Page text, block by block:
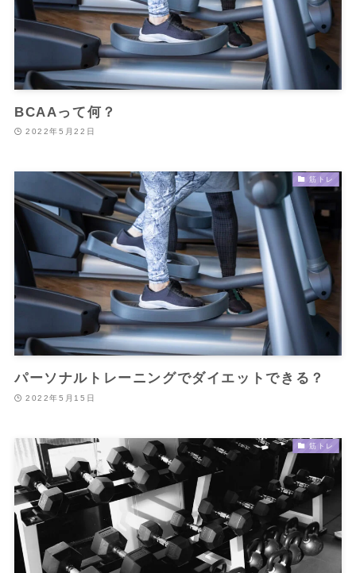
BCAAって何？
2022年5月22日
筋トレ
パーソナルトレーニングでダイエットできる？
2022年5月15日
筋トレ